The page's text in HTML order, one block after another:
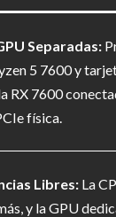
Separadas:
5 7600 y
RX 7600
física.
Libres: La
y la GPU